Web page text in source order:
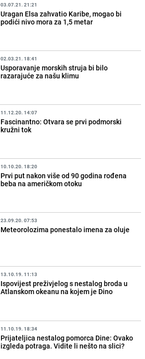
03.07.21. 21:21
Uragan Elsa zahvatio Karibe, mogao bi
podići nivo mora za 1,5 metar
02.03.21. 18:41
Usporavanje morskih struja bi bilo
razarajuće za našu klimu
11.12.20. 14:07
Fascinantno: Otvara se prvi podmorski
kružni tok
10.10.20. 18:20
Prvi put nakon više od 90 godina rođena
beba na američkom otoku
23.09.20. 07:53
Meteorolozima ponestalo imena za oluje
13.10.19. 11:13
Ispovijest preživjelog s nestalog broda u
Atlanskom okeanu na kojem je Dino
11.10.19. 18:34
Prijateljica nestalog pomorca Dine: Ovako
izgleda potraga. Vidite li nešto na slici?